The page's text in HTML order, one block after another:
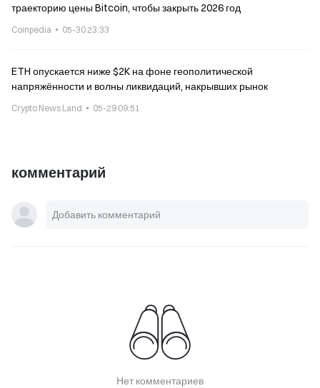
траекторию цены Bitcoin, чтобы закрыть 2026 год
Coinpedia 05-30 23:33
ETH опускается ниже $2K на фоне геополитической
напряжённости и волны ликвидаций, накрывших рынок
Crypto News Land 05-29 09:51
комментарий
Нет комментариев